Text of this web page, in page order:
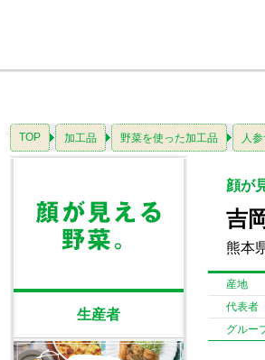
TOP 加工品 野菜を使った加工品 人
生産者
顔が
吉
熊本
産地
代表者
グルー